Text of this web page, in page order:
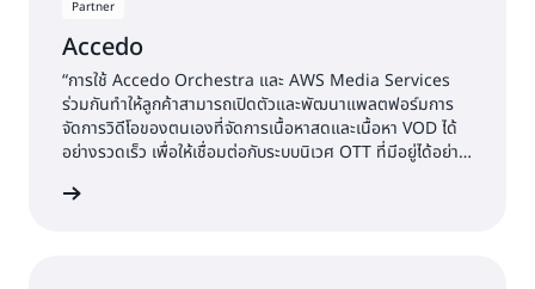
Partner
Accedo
“การใช้ Accedo Orchestra และ AWS Media Services
ร่วมกันทำให้ลูกค้าสามารถเปิดตัวและพัฒนาแพลตฟอร์มการ
จัดการวิดีโอของตนเองที่จัดการเนื้อหาสดและเนื้อหา VOD ได้
อย่างรวดเร็ว เพื่อให้เชื่อมต่อกับระบบนิเวศ OTT ที่มีอยู่ได้อย่าง
and Business Development ของ Accedo